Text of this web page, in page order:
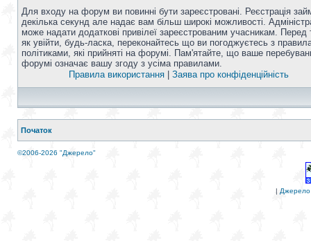
Для входу на форум ви повинні бути зареєстровані. Реєстрація
декілька секунд але надає вам більш широкі можливості.
може надати додаткові привілеї зареєстрованим учасникам. Перед
як увійти, будь-ласка, переконайтесь що ви погоджуєтесь з
політиками, які прийняті на форумі. Пам'ятайте, що ваше
форумі означає вашу згоду з усіма правилами.
Правила використання
Заява про конфіденційність
Початок
©2006-2026 "Джерело"
| Джерело